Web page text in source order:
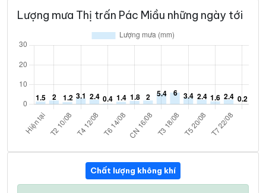
Lượng mưa Thị trấn Pác Miầu những ngày tới
Chất lượng không khí